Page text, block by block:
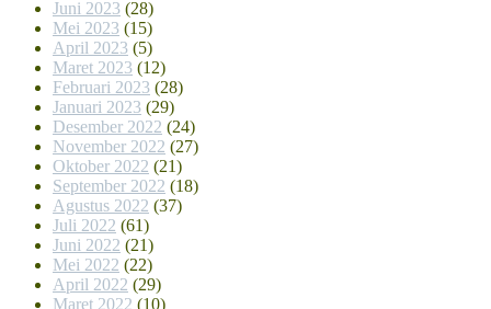
Juni 2023 (28)
Mei 2023 (15)
April 2023 (5)
Maret 2023 (12)
Februari 2023 (28)
Januari 2023 (29)
Desember 2022 (24)
November 2022 (27)
Oktober 2022 (21)
September 2022 (18)
Agustus 2022 (37)
Juli 2022 (61)
Juni 2022 (21)
Mei 2022 (22)
April 2022 (29)
Maret 2022 (10)